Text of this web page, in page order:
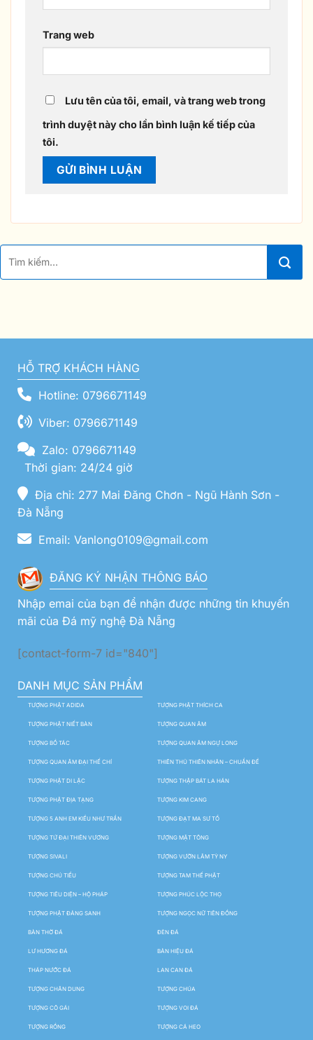
Trang web
Lưu tên của tôi, email, và trang web trong
trình duyệt này cho lần bình luận kế tiếp của
tôi.
HỖ TRỢ KHÁCH HÀNG
Hotline: 0796671149
Viber: 0796671149
Zalo: 0796671149
Thời gian: 24/24 giờ
Địa chỉ: 277 Mai Đăng Chơn - Ngũ Hành Sơn -
Đà Nẵng
Email: Vanlong0109@gmail.com
ĐĂNG KÝ NHẬN THÔNG BÁO
Nhập emai của bạn để nhận được những tin khuyến
mãi của Đá mỹ nghệ Đà Nẵng
[contact-form-7 id="840"]
DANH MỤC SẢN PHẨM
TƯỢNG PHẬT ADIDA TƯỢNG PHẬT THÍCH CA
TƯỢNG PHẬT NIẾT BÀN TƯỢNG QUAN ÂM
TƯỢNG BỒ TÁC TƯỢNG QUAN ÂM NGỰ LONG
TƯỢNG QUAN ÂM ĐẠI THẾ CHÍ THIÊN THỦ THIÊN NHÃN – CHUẨN ĐỀ
TƯỢNG PHẬT DI LẶC TƯỢNG THẬP BÁT LA HÁN
TƯỢNG PHẬT ĐỊA TẠNG TƯỢNG KIM CANG
TƯỢNG 5 ANH EM KIỀU NHƯ TRẦN TƯỢNG ĐẠT MA SƯ TỔ
TƯỢNG TỨ ĐẠI THIÊN VƯƠNG TƯỢNG MẬT TÔNG
TƯỢNG SIVALI TƯỢNG VƯỜN LÂM TỲ NY
TƯỢNG CHÚ TIỂU TƯỢNG TAM THẾ PHẬT
TƯỢNG TIÊU DIỆN – HỘ PHÁP TƯỢNG PHÚC LỘC THỌ
TƯỢNG PHẬT ĐẢNG SANH TƯỢNG NGỌC NỮ TIÊN ĐỒNG
BÀN THỜ ĐÁ ĐÈN ĐÁ
LƯ HƯƠNG ĐÁ BẢN HIỆU ĐÁ
THÁP NƯỚC ĐÁ LAN CAN ĐÁ
TƯỢNG CHÂN DUNG TƯỢNG CHÚA
TƯỢNG CÔ GÁI TƯỢNG VOI ĐÁ
TƯỢNG RỒNG TƯỢNG CÁ HEO